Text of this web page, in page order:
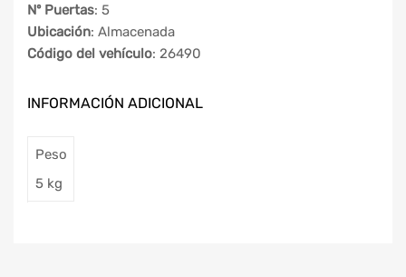
Nº Puertas: 5
Ubicación: Almacenada
Código del vehículo: 26490
INFORMACIÓN ADICIONAL
Peso
5 kg